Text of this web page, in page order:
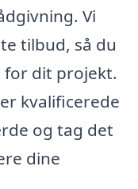
Vi
tilbud, så du
dit projekt.
kvalificerede
og tag det
dine